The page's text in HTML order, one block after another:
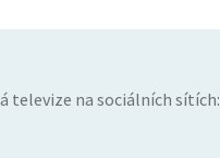
televize na sociálních sítích: